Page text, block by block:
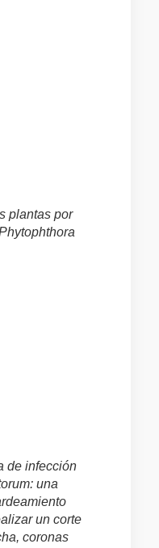
plantas por
de infección
una
un corte
coronas